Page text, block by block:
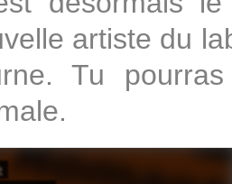
artiste du
Tu